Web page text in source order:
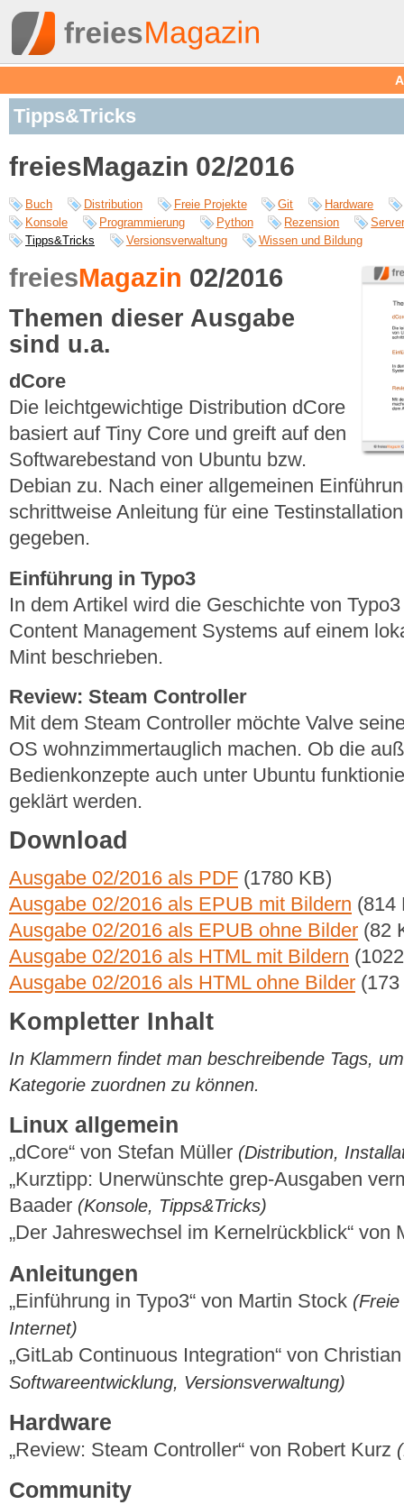
Tipps&Tricks
freiesMagazin 02/2016
Buch Distribution Freie Projekte Git
Hardware
Konsole
Programmierung Python Rezension
Tipps&Tricks
Versionsverwaltung Wissen und Bildung
freiesMagazin 02/2016
Themen dieser Ausgabe
sind u.a.
dCore
Die leichtgewichtige Distribution dCore
basiert auf Tiny Core und greift auf den
Softwarebestand von Ubuntu bzw.
Debian zu. Nach einer allgemeinen
schrittweise Anleitung für eine
gegeben.
Einführung in Typo3
In dem Artikel wird die Geschichte von
Content Management Systems auf einem
Mint beschrieben.
Review: Steam Controller
Mit dem Steam Controller möchte Valve
OS wohnzimmertauglich machen. Ob die
Bedienkonzepte auch unter Ubuntu
geklärt werden.
Download
Ausgabe 02/2016 als PDF (1780 KB)
Ausgabe 02/2016 als EPUB mit Bildern (814
Ausgabe 02/2016 als EPUB ohne Bilder (82
Ausgabe 02/2016 als HTML mit Bildern
Ausgabe 02/2016 als HTML ohne Bilder
Kompletter Inhalt
In Klammern findet man beschreibende Tags,
Kategorie zuordnen zu können.
Linux allgemein
„dCore“ von Stefan Müller (Distribution,
„Kurztipp: Unerwünschte grep-Ausgaben
Baader (Konsole, Tipps&Tricks)
„Der Jahreswechsel im Kernelrückblick“ von
Anleitungen
„Einführung in Typo3“ von Martin Stock
Internet)
„GitLab Continuous Integration“ von
Softwareentwicklung, Versionsverwaltung)
Hardware
„Review: Steam Controller“ von Robert Kurz
Community